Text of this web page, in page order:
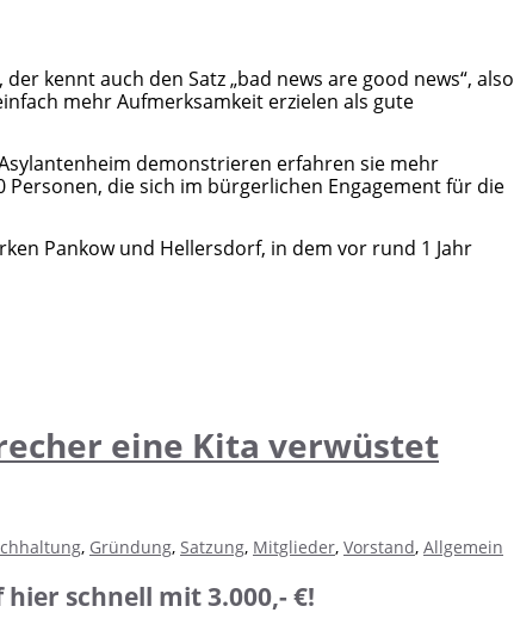
kennt auch den Satz „bad news are good news“, also
mehr Aufmerksamkeit erzielen als gute
demonstrieren erfahren sie mehr
die sich im bürgerlichen Engagement für die
Pankow und Hellersdorf, in dem vor rund 1 Jahr
eine Kita verwüstet
, Gründung, Satzung, Mitglieder, Vorstand, Allgemein
schnell mit 3.000,- €!